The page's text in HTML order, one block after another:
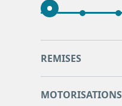
REMISES
MOTORISATIONS